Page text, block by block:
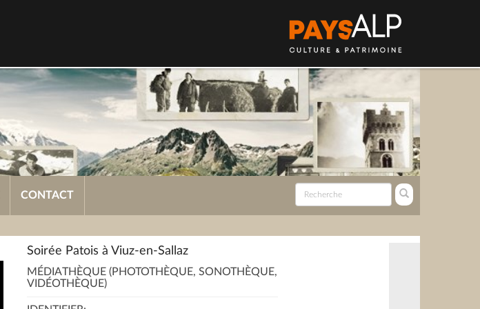
CONTACT
Soirée Patois à Viuz-en-Sallaz
MÉDIATHÈQUE (PHOTOTHÈQUE, SONOTHÈQUE,
VIDÉOTHÈQUE)